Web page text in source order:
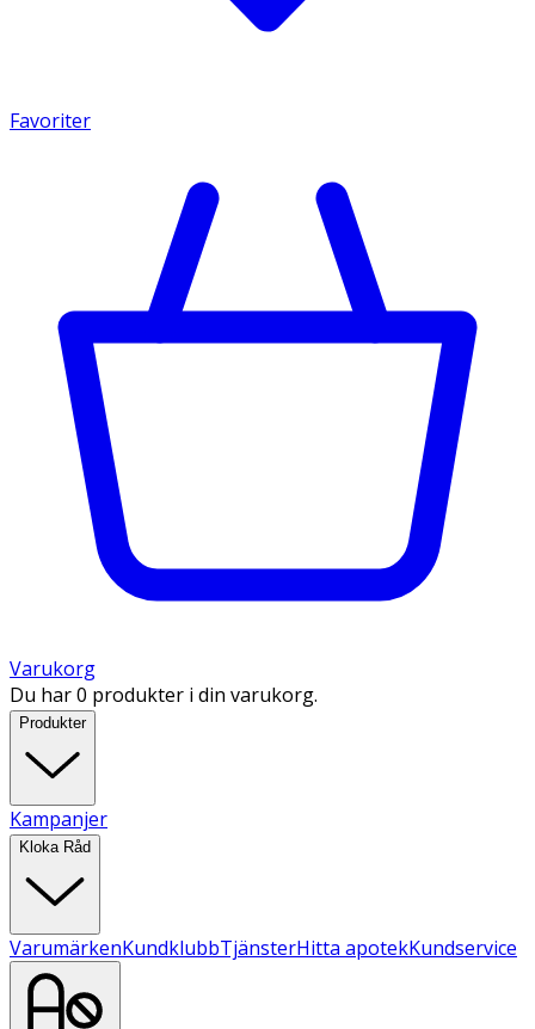
Favoriter
Varukorg
Du har 0 produkter i din varukorg.
Produkter
Kampanjer
Kloka Råd
VarumärkenKundklubbTjänsterHitta apotekKundservice